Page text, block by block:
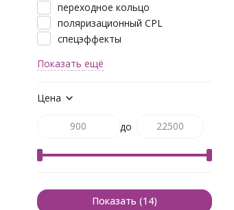
переходное кольцо
поляризационный CPL
спецэффекты
Показать ещё
Цена
до
Показать